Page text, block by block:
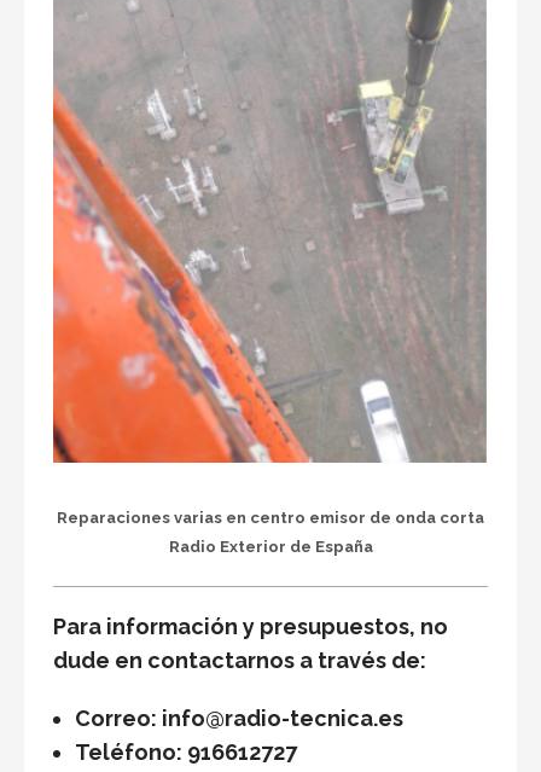
Reparaciones varias en centro emisor de onda corta
Radio Exterior de España
Para información y presupuestos, no
dude en contactarnos a través de:
Correo: info@radio-tecnica.es
Teléfono: 916612727